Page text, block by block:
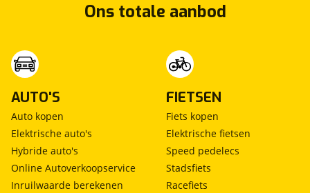
start/stop systeem
vermoeidheids herkenning
zij airbag(s) achter
zij airbag(s) voor
Ons totale aanbod
AUTO'S
Auto kopen
Elektrische auto's
Hybride auto's
Online Autoverkoopservice
Inruilwaarde berekenen
FIETSEN
Fiets kopen
Elektrische fietsen
Speed pedelecs
Stadsfiets
Racefiets